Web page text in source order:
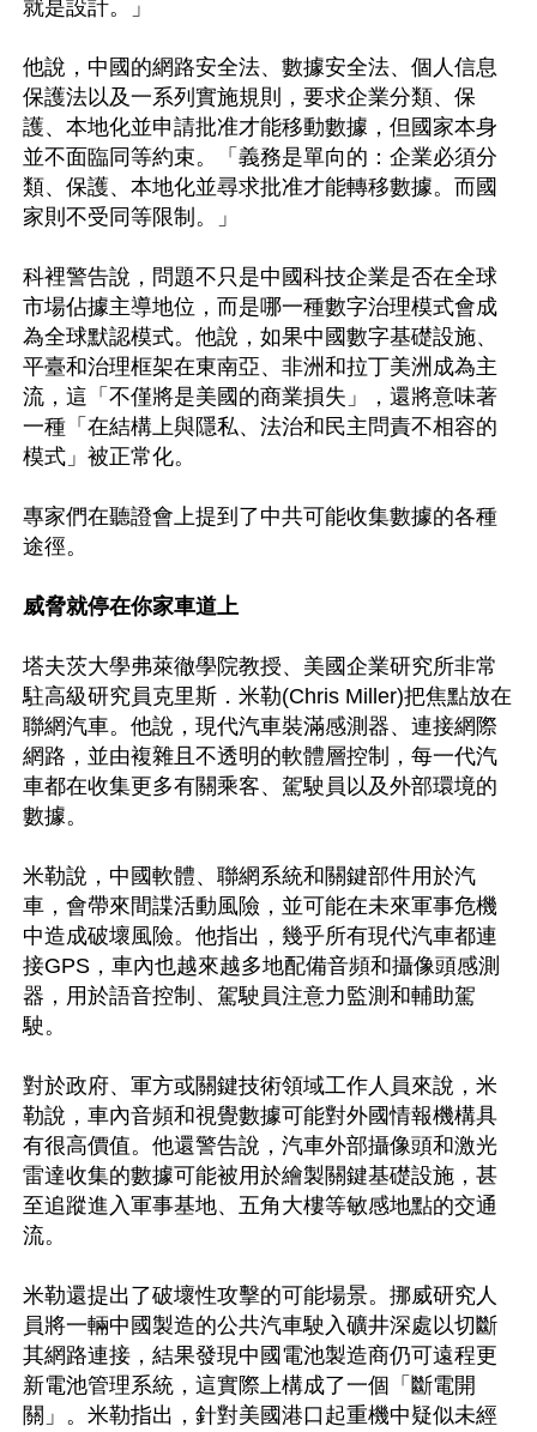
就是設計。」
他說，中國的網路安全法、數據安全法、個人信息
保護法以及一系列實施規則，要求企業分類、保
護、本地化並申請批准才能移動數據，但國家本身
並不面臨同等約束。「義務是單向的：企業必須分
類、保護、本地化並尋求批准才能轉移數據。而國
家則不受同等限制。」
科裡警告說，問題不只是中國科技企業是否在全球
市場佔據主導地位，而是哪一種數字治理模式會成
為全球默認模式。他說，如果中國數字基礎設施、
平臺和治理框架在東南亞、非洲和拉丁美洲成為主
流，這「不僅將是美國的商業損失」，還將意味著
一種「在結構上與隱私、法治和民主問責不相容的
模式」被正常化。
專家們在聽證會上提到了中共可能收集數據的各種
途徑。
威脅就停在你家車道上
塔夫茨大學弗萊徹學院教授、美國企業研究所非常
駐高級研究員克里斯．米勒(Chris Miller)把焦點放在
聯網汽車。他說，現代汽車裝滿感測器、連接網際
網路，並由複雜且不透明的軟體層控制，每一代汽
車都在收集更多有關乘客、駕駛員以及外部環境的
數據。
米勒說，中國軟體、聯網系統和關鍵部件用於汽
車，會帶來間諜活動風險，並可能在未來軍事危機
中造成破壞風險。他指出，幾乎所有現代汽車都連
接GPS，車內也越來越多地配備音頻和攝像頭感測
器，用於語音控制、駕駛員注意力監測和輔助駕
駛。
對於政府、軍方或關鍵技術領域工作人員來說，米
勒說，車內音頻和視覺數據可能對外國情報機構具
有很高價值。他還警告說，汽車外部攝像頭和激光
雷達收集的數據可能被用於繪製關鍵基礎設施，甚
至追蹤進入軍事基地、五角大樓等敏感地點的交通
流。
米勒還提出了破壞性攻擊的可能場景。挪威研究人
員將一輛中國製造的公共汽車駛入礦井深處以切斷
其網路連接，結果發現中國電池製造商仍可遠程更
新電池管理系統，這實際上構成了一個「斷電開
關」。米勒指出，針對美國港口起重機中疑似未經